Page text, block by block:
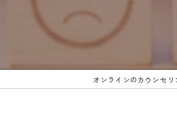
オンラインのカウンセリ